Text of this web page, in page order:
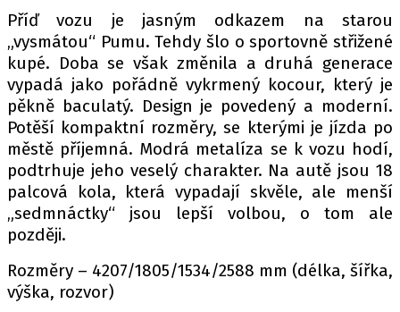
INZERCE
OSOBNÍ ÚDAJE / COOKIES
Provozovatelem serveru autoroad.cz je
INCORP MEDIA GROUP s.r.o., IČ: 118 23 054
Příď vozu je jasným odkazem na starou
„vysmátou“ Pumu. Tehdy šlo o sportovně střižené
kupé. Doba se však změnila a druhá generace
vypadá jako pořádně vykrmený kocour, který je
pěkně baculatý. Design je povedený a moderní.
Potěší kompaktní rozměry, se kterými je jízda po
městě příjemná. Modrá metalíza se k vozu hodí,
podtrhuje jeho veselý charakter. Na autě jsou 18
palcová kola, která vypadají skvěle, ale menší
„sedmnáctky“ jsou lepší volbou, o tom ale
později.
Rozměry – 4207/1805/1534/2588 mm (délka, šířka,
výška, rozvor)